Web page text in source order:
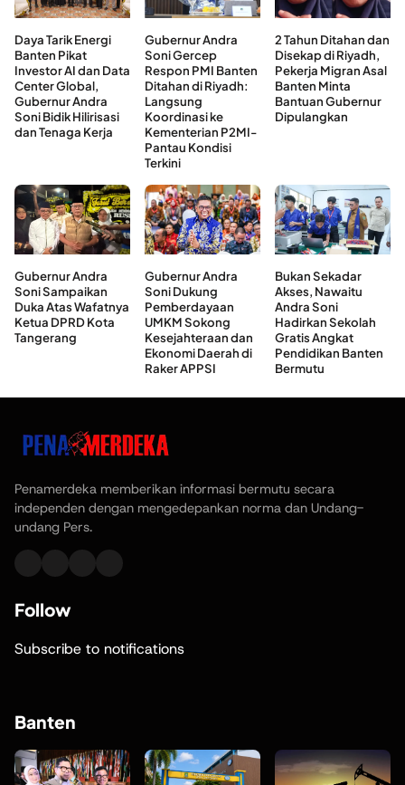
Daya Tarik Energi
Banten Pikat
Investor AI dan Data
Center Global,
Gubernur Andra
Soni Bidik Hilirisasi
dan Tenaga Kerja
Gubernur Andra
Soni Gercep
Respon PMI Banten
Ditahan di Riyadh:
Langsung
Koordinasi ke
Kementerian P2MI-
Pantau Kondisi
Terkini
2 Tahun Ditahan dan
Disekap di Riyadh,
Pekerja Migran Asal
Banten Minta
Bantuan Gubernur
Dipulangkan
Gubernur Andra
Soni Sampaikan
Duka Atas Wafatnya
Ketua DPRD Kota
Tangerang
Gubernur Andra
Soni Dukung
Pemberdayaan
UMKM Sokong
Kesejahteraan dan
Ekonomi Daerah di
Raker APPSI
Bukan Sekadar
Akses, Nawaitu
Andra Soni
Hadirkan Sekolah
Gratis Angkat
Pendidikan Banten
Bermutu
Penamerdeka memberikan informasi bermutu secara
independen dengan mengedepankan norma dan Undang-
undang Pers.
Follow
Subscribe to notifications
Banten